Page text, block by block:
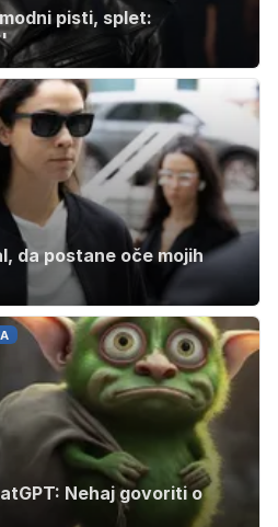
pisti, splet:
da postane oče mojih
Nehaj govoriti o